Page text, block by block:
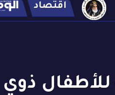
اقتصاد
للأطفال ذوي